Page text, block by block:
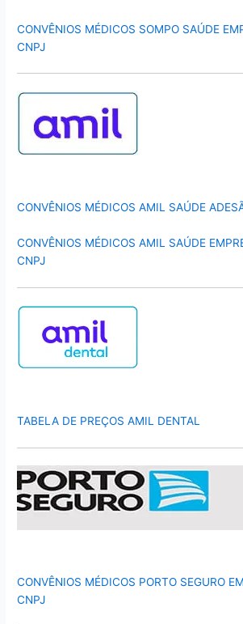
CONVÊNIOS MÉDICOS SOMPO SAÚDE
CNPJ
CONVÊNIOS MÉDICOS AMIL SAÚDE
CONVÊNIOS MÉDICOS AMIL SAÚDE
CNPJ
TABELA DE PREÇOS AMIL DENTAL
CONVÊNIOS MÉDICOS PORTO SEGURO
CNPJ